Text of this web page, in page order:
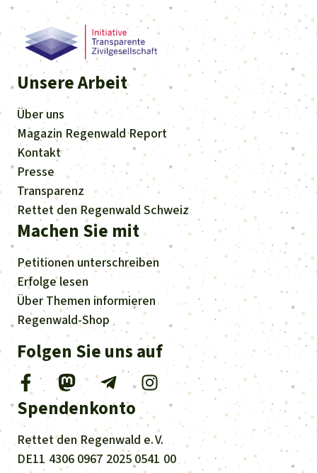
Unsere Arbeit
Über uns
Magazin Regenwald Report
Kontakt
Presse
Transparenz
Rettet den Regenwald Schweiz
Machen Sie mit
Petitionenunterschreiben
Erfolgelesen
Über Themen informieren
Regenwald-Shop
Folgen Sie uns auf
Spendenkonto
Rettet denRegenwald e. V.
DE11 4306 0967 2025 0541 00